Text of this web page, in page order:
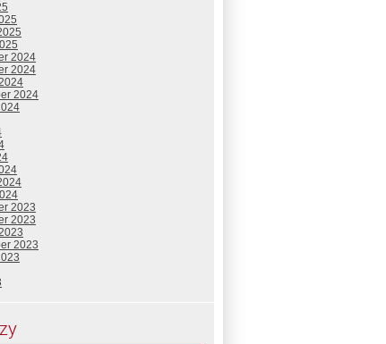
2024
2024
2024
2023
2023
2023